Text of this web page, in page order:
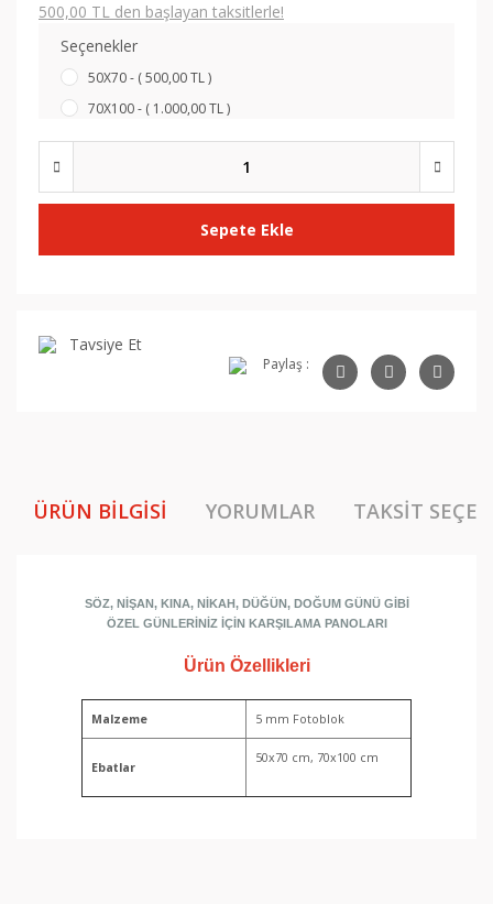
500,00 TL den başlayan taksitlerle!
Seçenekler
50X70 - ( 500,00 TL )
70X100 - ( 1.000,00 TL )
Sepete Ekle
Tavsiye Et
Paylaş :
ÜRÜN BILGISI YORUMLAR TAKSIT
SÖZ, NİŞAN, KINA, NİKAH, DÜĞÜN, DOĞUM GÜNÜ GİBİ
ÖZEL GÜNLERİNİZ İÇİN KARŞILAMA PANOLARI
Ürün Özellikleri
Malzeme 5 mm Fotoblok
Ebatlar
50x70 cm, 70x100 cm